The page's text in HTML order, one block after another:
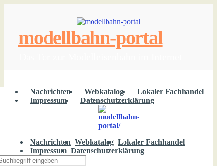
modellbahn-portal
Nachrichten Webkatalog
Lokaler Fachhandel
Impressum
Datenschutzerklärung
Nachrichten Webkatalog Lokaler Fachhandel
Impressum Datenschutzerklärung